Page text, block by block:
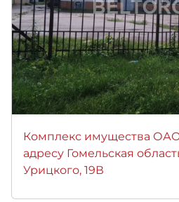
Комплекс имущества ОАО
адресу Гомельская
Урицкого, 19В